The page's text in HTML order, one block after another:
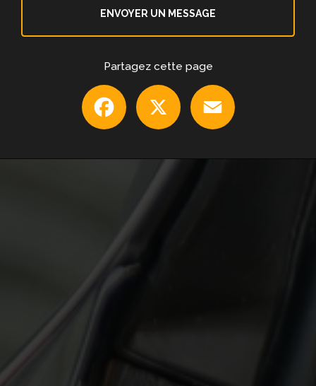
ENVOYER UN MESSAGE
Partagez cette page
Facebook